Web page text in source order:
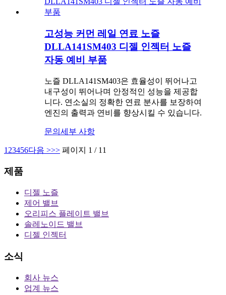
고성능 커먼 레일 연료 노즐
DLLA141SM403 디젤 인젝터 노즐
자동 예비 부품
노즐 DLLA141SM403은 효율성이 뛰어나고
내구성이 뛰어나며 안정적인 성능을 제공합
니다. 연소실의 정확한 연료 분사를 보장하여
엔진의 출력과 연비를 향상시킬 수 있습니다.
문의 세부 사항
1 23456다음 >>> 페이지 1 / 11
제품
디젤 노즐
제어 밸브
오리피스 플레이트 밸브
솔레노이드 밸브
디젤 인젝터
소식
회사 뉴스
업계 뉴스